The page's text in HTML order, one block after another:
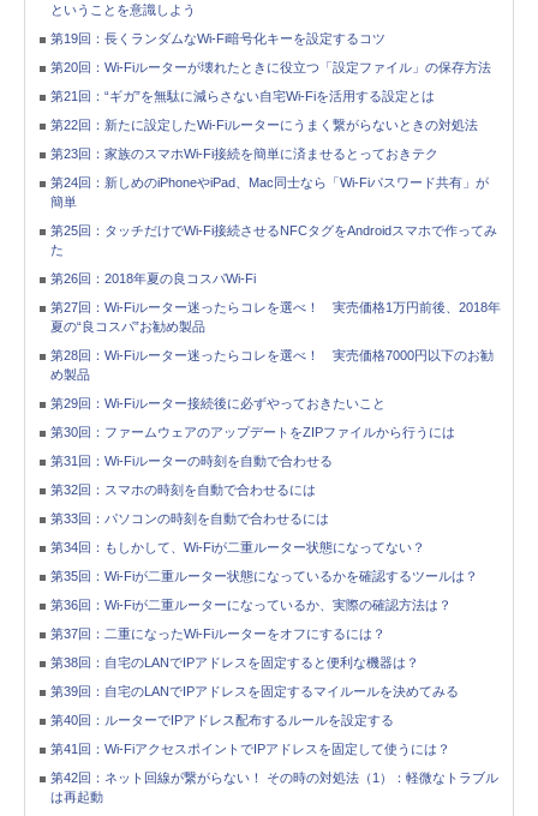
ということを意識しよう
第19回：長くランダムなWi-Fi暗号化キーを設定するコツ
第20回：Wi-Fiルーターが壊れたときに役立つ「設定ファイル」の保存方法
第21回：“ギガ”を無駄に減らさない自宅Wi-Fiを活用する設定とは
第22回：新たに設定したWi-Fiルーターにうまく繋がらないときの対処法
第23回：家族のスマホWi-Fi接続を簡単に済ませるとっておきテク
第24回：新しめのiPhoneやiPad、Mac同士なら「Wi-Fiパスワード共有」が
簡単
第25回：タッチだけでWi-Fi接続させるNFCタグをAndroidスマホで作ってみ
た
第26回：2018年夏の良コスパWi-Fi
第27回：Wi-Fiルーター迷ったらコレを選べ！ 実売価格1万円前後、2018年
夏の“良コスパ”お勧め製品
第28回：Wi-Fiルーター迷ったらコレを選べ！ 実売価格7000円以下のお勧
め製品
第29回：Wi-Fiルーター接続後に必ずやっておきたいこと
第30回：ファームウェアのアップデートをZIPファイルから行うには
第31回：Wi-Fiルーターの時刻を自動で合わせる
第32回：スマホの時刻を自動で合わせるには
第33回：パソコンの時刻を自動で合わせるには
第34回：もしかして、Wi-Fiが二重ルーター状態になってない？
第35回：Wi-Fiが二重ルーター状態になっているかを確認するツールは？
第36回：Wi-Fiが二重ルーターになっているか、実際の確認方法は？
第37回：二重になったWi-Fiルーターをオフにするには？
第38回：自宅のLANでIPアドレスを固定すると便利な機器は？
第39回：自宅のLANでIPアドレスを固定するマイルールを決めてみる
第40回：ルーターでIPアドレス配布するルールを設定する
第41回：Wi-FiアクセスポイントでIPアドレスを固定して使うには？
第42回：ネット回線が繋がらない！ その時の対処法（1）：軽微なトラブル
は再起動